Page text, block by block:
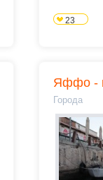
23
Яффо -
Города